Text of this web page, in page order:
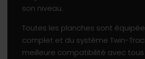
son niveau.
Toutes les planches sont
complet et du système Twin-
meilleure compatibilité avec tous